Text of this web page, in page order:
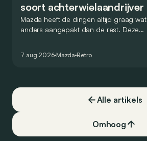
soort achterwielaandrijver
Mazda heeft de dingen altijd graag wat
anders aangepakt dan de rest. Deze
7 aug 2026 Mazda Retro
Alle artikels
Omhoog